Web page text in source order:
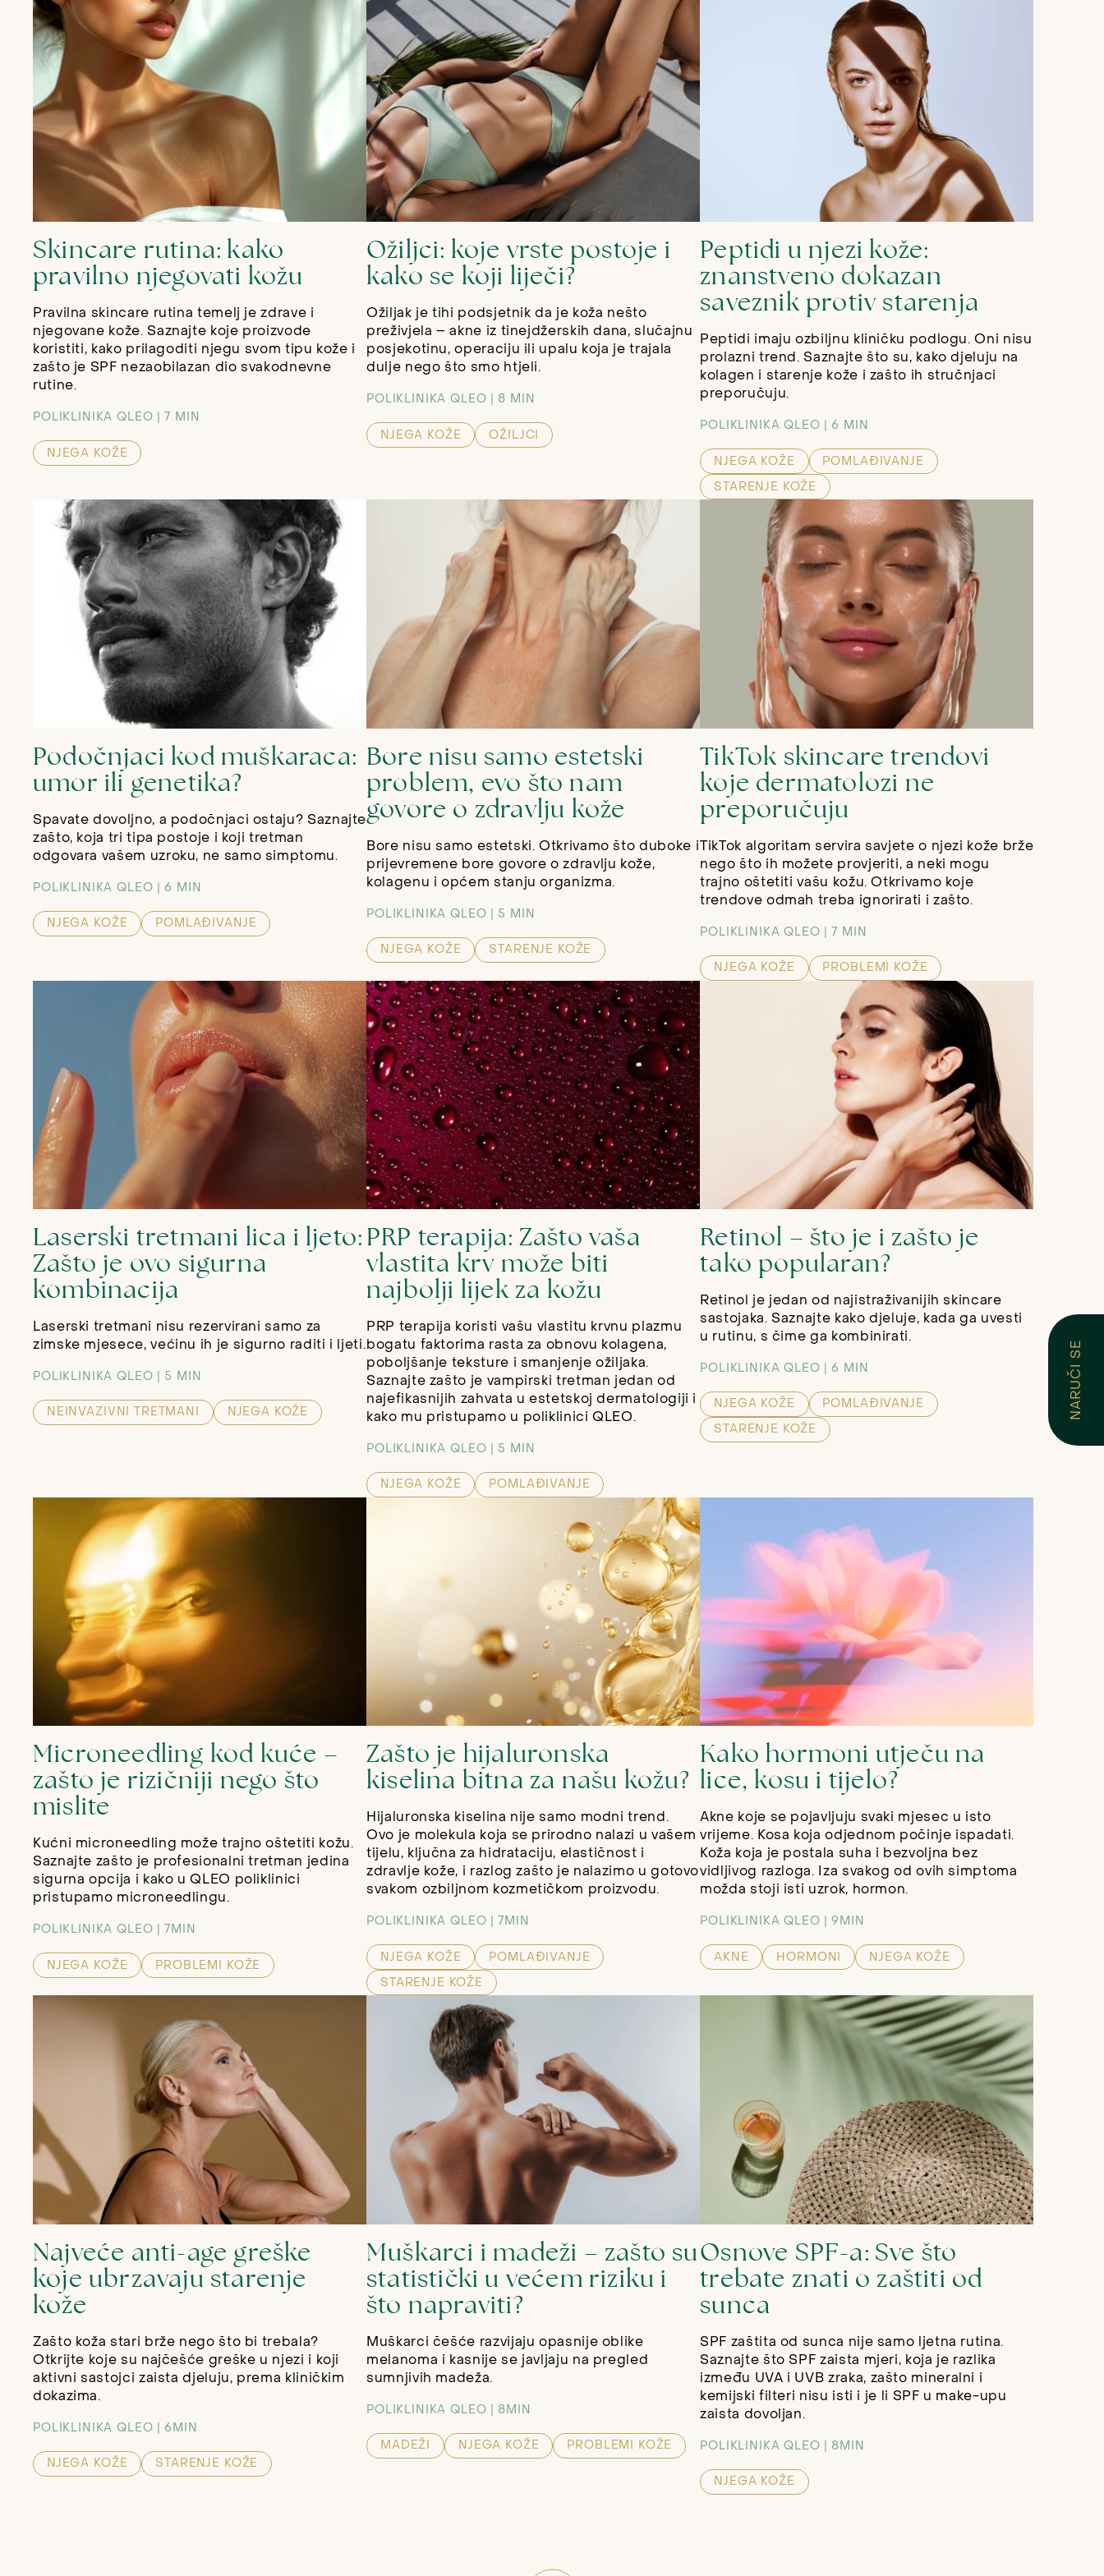
Skincare rutina: kako
pravilno njegovati kožu
Pravilna skincare rutina temelj je zdrave i
njegovane kože. Saznajte koje proizvode
koristiti, kako prilagoditi njegu svom tipu kože i
zašto je SPF nezaobilazan dio svakodnevne
rutine.
POLIKLINIKA QLEO 7 MIN
NJEGA KOŽE
Ožiljci: koje vrste postoje i
kako se koji liječi?
Ožiljak je tihi podsjetnik da je koža nešto
preživjela – akne iz tinejdžerskih dana, slučajnu
posjekotinu, operaciju ili upalu koja je trajala
dulje nego što smo htjeli.
POLIKLINIKA QLEO 8 MIN
NJEGA KOŽE OŽILJCI
Peptidi u njezi kože:
znanstveno dokazan
saveznik protiv starenja
Peptidi imaju ozbiljnu kliničku podlogu. Oni nisu
prolazni trend. Saznajte što su, kako djeluju na
kolagen i starenje kože i zašto ih stručnjaci
preporučuju.
POLIKLINIKA QLEO 6 MIN
NJEGA KOŽE
POMLAĐIVANJE
STARENJE KOŽE
Podočnjaci kod muškaraca:
umor ili genetika?
Spavate dovoljno, a podočnjaci ostaju? Saznajte
zašto, koja tri tipa postoje i koji tretman
odgovara vašem uzroku, ne samo simptomu.
POLIKLINIKA QLEO 6 MIN
NJEGA KOŽE POMLAĐIVANJE
Bore nisu samo estetski
problem, evo što nam
govore o zdravlju kože
Bore nisu samo estetski. Otkrivamo što duboke i
prijevremene bore govore o zdravlju kože,
kolagenu i općem stanju organizma.
POLIKLINIKA QLEO 5 MIN
NJEGA KOŽE STARENJE KOŽE
TikTok skincare trendovi
koje dermatolozi ne
preporučuju
TikTok algoritam servira savjete o njezi kože brže
nego što ih možete provjeriti, a neki mogu
trajno oštetiti vašu kožu. Otkrivamo koje
trendove odmah treba ignorirati i zašto.
POLIKLINIKA QLEO 7 MIN
NJEGA KOŽE PROBLEMI KOŽE
Laserski tretmani lica i ljeto:
Zašto je ovo sigurna
kombinacija
Laserski tretmani nisu rezervirani samo za
zimske mjesece, većinu ih je sigurno raditi i ljeti.
POLIKLINIKA QLEO 5 MIN
NEINVAZIVNI TRETMANI NJEGA KOŽE
PRP terapija: Zašto vaša
vlastita krv može biti
najbolji lijek za kožu
PRP terapija koristi vašu vlastitu krvnu plazmu
bogatu faktorima rasta za obnovu kolagena,
poboljšanje teksture i smanjenje ožiljaka.
Saznajte zašto je vampirski tretman jedan od
najefikasnijih zahvata u estetskoj dermatologiji i
kako mu pristupamo u poliklinici QLEO.
POLIKLINIKA QLEO 5 MIN
NJEGA KOŽE POMLAĐIVANJE
Retinol – što je i zašto je
tako popularan?
Retinol je jedan od najistraživanijih skincare
sastojaka. Saznajte kako djeluje, kada ga uvesti
u rutinu, s čime ga kombinirati.
POLIKLINIKA QLEO 6 MIN
NJEGA KOŽE
POMLAĐIVANJE
STARENJE KOŽE
Microneedling kod kuće –
zašto je rizičniji nego što
mislite
Kućni microneedling može trajno oštetiti kožu.
Saznajte zašto je profesionalni tretman jedina
sigurna opcija i kako u QLEO poliklinici
pristupamo microneedlingu.
POLIKLINIKA QLEO 7MIN
NJEGA KOŽE PROBLEMI KOŽE
Zašto je hijaluronska
kiselina bitna za našu kožu?
Hijaluronska kiselina nije samo modni trend.
Ovo je molekula koja se prirodno nalazi u vašem
tijelu, ključna za hidrataciju, elastičnost i
zdravlje kože, i razlog zašto je nalazimo u gotovo
svakom ozbiljnom kozmetičkom proizvodu.
POLIKLINIKA QLEO 7MIN
NJEGA KOŽE
POMLAĐIVANJE
STARENJE KOŽE
Kako hormoni utječu na
lice, kosu i tijelo?
Akne koje se pojavljuju svaki mjesec u isto
vrijeme. Kosa koja odjednom počinje ispadati.
Koža koja je postala suha i bezvoljna bez
vidljivog razloga. Iza svakog od ovih simptoma
možda stoji isti uzrok, hormon.
POLIKLINIKA QLEO 9MIN
AKNE HORMONI NJEGA KOŽE
Najveće anti-age greške
koje ubrzavaju starenje
kože
Zašto koža stari brže nego što bi trebala?
Otkrijte koje su najčešće greške u njezi i koji
aktivni sastojci zaista djeluju, prema kliničkim
dokazima.
POLIKLINIKA QLEO 6MIN
NJEGA KOŽE STARENJE KOŽE
Muškarci i madeži – zašto su
statistički u većem riziku i
što napraviti?
Muškarci češće razvijaju opasnije oblike
melanoma i kasnije se javljaju na pregled
sumnjivih madeža.
POLIKLINIKA QLEO 8MIN
MADEŽI NJEGA KOŽE PROBLEMI KOŽE
Osnove SPF-a: Sve što
trebate znati o zaštiti od
sunca
SPF zaštita od sunca nije samo ljetna rutina.
Saznajte što SPF zaista mjeri, koja je razlika
između UVA i UVB zraka, zašto mineralni i
kemijski filteri nisu isti i je li SPF u make-upu
zaista dovoljan.
POLIKLINIKA QLEO 8MIN
NJEGA KOŽE
NARUČI SE